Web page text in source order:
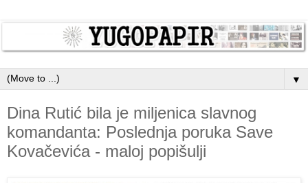
▼
Dina Rutić bila je miljenica slavnog
komandanta: Poslednja poruka Save
Kovačevića - maloj popišulji